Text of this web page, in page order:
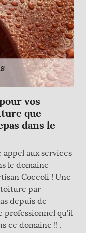
vos
que
dans le
appel aux services
le domaine
Coccoli ! Une
toiture par
depuis de
professionnel qu’il
ce domaine !! .